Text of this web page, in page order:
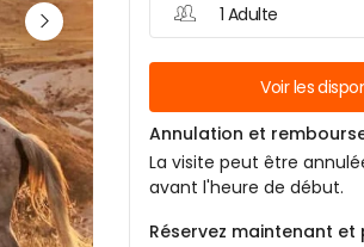
1 Adulte
Voir les
Annulation et
La visite peut être
avant l'heure de début.
Réservez maintenant